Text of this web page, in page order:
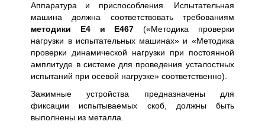
Аппаратура и приспособления. Испытательная
машина должна соответствовать требованиям
методики Е4 и Е467 («Методика проверки
нагрузки в испытательных машинах» и «Методика
проверки динамической нагрузки при постоянной
амплитуде в системе для проведения усталостных
испытаний при осевой нагрузке» соответственно).
Зажимные устройства предназначены для
фиксации испытываемых скоб, должны быть
выполнены из металла.